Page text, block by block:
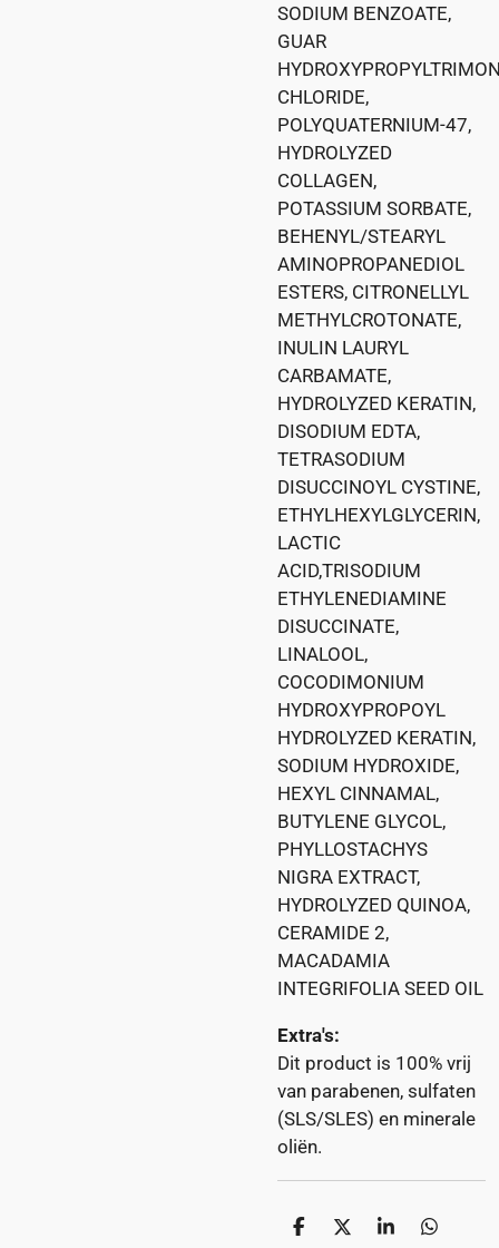
SODIUM BENZOATE,
GUAR
CHLORIDE,
POLYQUATERNIUM-47,
HYDROLYZED
COLLAGEN,
POTASSIUM SORBATE,
BEHENYL/STEARYL
AMINOPROPANEDIOL
ESTERS, CITRONELLYL
METHYLCROTONATE,
INULIN LAURYL
CARBAMATE,
HYDROLYZED KERATIN,
DISODIUM EDTA,
TETRASODIUM
DISUCCINOYL CYSTINE,
ETHYLHEXYLGLYCERIN,
LACTIC
ACID,TRISODIUM
ETHYLENEDIAMINE
DISUCCINATE,
LINALOOL,
COCODIMONIUM
HYDROXYPROPOYL
HYDROLYZED KERATIN,
SODIUM HYDROXIDE,
HEXYL CINNAMAL,
BUTYLENE GLYCOL,
PHYLLOSTACHYS
NIGRA EXTRACT,
HYDROLYZED QUINOA,
CERAMIDE 2,
MACADAMIA
INTEGRIFOLIA SEED OIL
Extra's:
Dit product is 100% vrij
van parabenen, sulfaten
(SLS/SLES) en minerale
oliën.
D
D
S
D